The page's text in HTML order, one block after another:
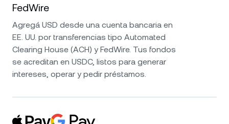
FedWire
Agregá USD desde una cuenta bancaria en
EE. UU. por transferencias tipo Automated
Clearing House (ACH) y FedWire. Tus fondos
se acreditan en USDC, listos para generar
intereses, operar y pedir préstamos.